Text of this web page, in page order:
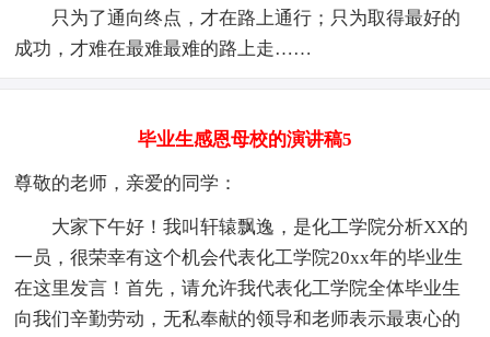
只为了通向终点，才在路上通行；只为取得最好的
成功，才难在最难最难的路上走……
毕业生感恩母校的演讲稿5
尊敬的老师，亲爱的同学：
大家下午好！我叫轩辕飘逸，是化工学院分析XX的
一员，很荣幸有这个机会代表化工学院20xx年的毕业生
在这里发言！首先，请允许我代表化工学院全体毕业生
向我们辛勤劳动，无私奉献的领导和老师表示最衷心的